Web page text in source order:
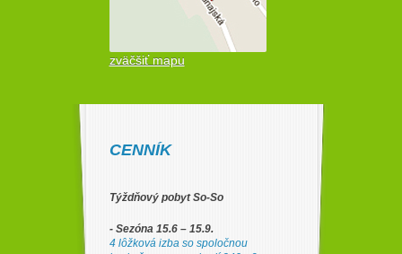
zväčšiť mapu
CENNÍK
Týždňový pobyt So-So
- Sezóna 15.6 – 15.9.
4 lôžková izba so spoločnou